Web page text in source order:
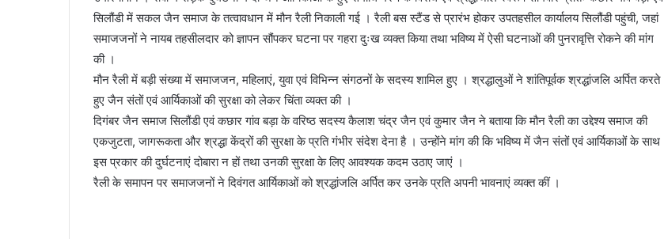
सिलौंडी में सकल जैन समाज के तत्वावधान में मौन रैली निकाली गई । रैली बस स्टैंड से प्रारंभ होकर उपतहसील कार्यालय सिलौंडी पहुंची, जहां
समाजजनों ने नायब तहसीलदार को ज्ञापन सौंपकर घटना पर गहरा दुःख व्यक्त किया तथा भविष्य में ऐसी घटनाओं की पुनरावृत्ति रोकने की मांग
की ।
मौन रैली में बड़ी संख्या में समाजजन, महिलाएं, युवा एवं विभिन्न संगठनों के सदस्य शामिल हुए । श्रद्धालुओं ने शांतिपूर्वक श्रद्धांजलि अर्पित करते
हुए जैन संतों एवं आर्यिकाओं की सुरक्षा को लेकर चिंता व्यक्त की ।
दिगंबर जैन समाज सिलौंडी एवं कछार गांव बड़ा के वरिष्ठ सदस्य कैलाश चंद्र जैन एवं कुमार जैन ने बताया कि मौन रैली का उद्देश्य समाज की
एकजुटता, जागरूकता और श्रद्धा केंद्रों की सुरक्षा के प्रति गंभीर संदेश देना है । उन्होंने मांग की कि भविष्य में जैन संतों एवं आर्यिकाओं के साथ
इस प्रकार की दुर्घटनाएं दोबारा न हों तथा उनकी सुरक्षा के लिए आवश्यक कदम उठाए जाएं ।
रैली के समापन पर समाजजनों ने दिवंगत आर्यिकाओं को श्रद्धांजलि अर्पित कर उनके प्रति अपनी भावनाएं व्यक्त कीं ।